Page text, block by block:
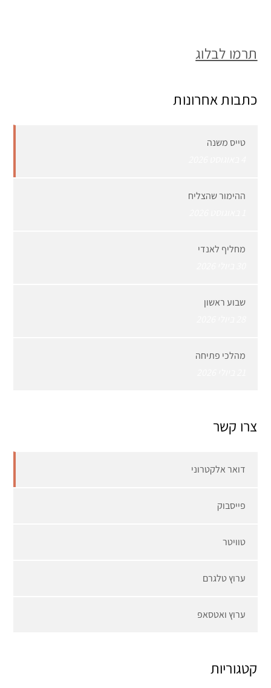
תרמו לבלוג
כתבות אחרונות
טייס משנה
ההימור שהצליח
מחליף לאנדי
שבוע ראשון
מהלכי פתיחה
צרו קשר
דואר אלקטרוני
פייסבוק
טוויטר
ערוץ טלגרם
ערוץ ואטסאפ
קטגוריות